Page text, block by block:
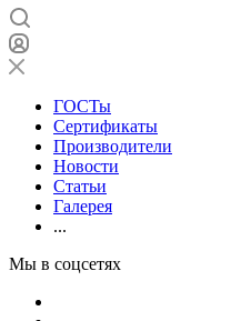
ГОСТы
Сертификаты
Производители
Новости
Статьи
Галерея
...
Мы в соцсетях